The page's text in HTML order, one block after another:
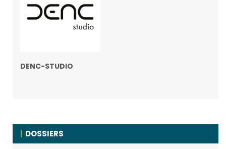
DENC-STUDIO
DOSSIERS